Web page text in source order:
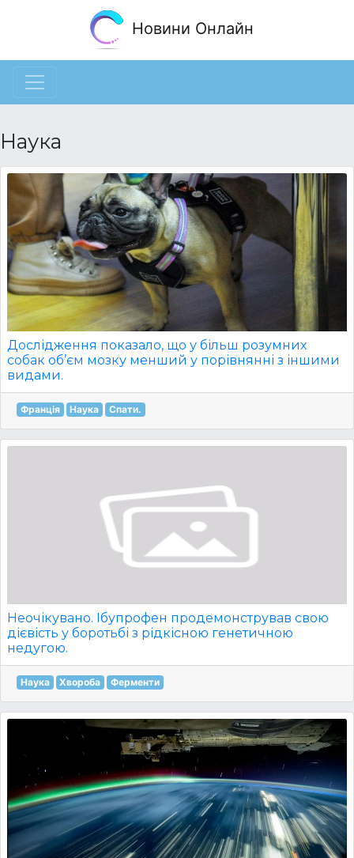
Новини Онлайн
Наука
Дослідження показало, що у більш розумних
собак об’єм мозку менший у порівнянні з іншими
видами.
Франція Наука Спати.
Неочікувано. Ібупрофен продемонстрував свою
дієвість у боротьбі з рідкісною генетичною
недугою.
Наука Хвороба Ферменти